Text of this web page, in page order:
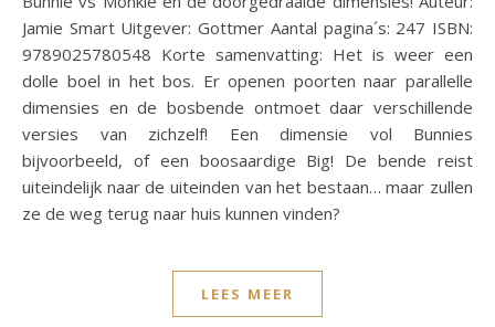
Jamie Smart Uitgever: Gottmer Aantal pagina´s: 247 ISBN:
9789025780548 Korte samenvatting: Het is weer een
dolle boel in het bos. Er openen poorten naar parallelle
dimensies en de bosbende ontmoet daar verschillende
versies van zichzelf! Een dimensie vol Bunnies
bijvoorbeeld, of een boosaardige Big! De bende reist
uiteindelijk naar de uiteinden van het bestaan… maar zullen
ze de weg terug naar huis kunnen vinden?
LEES MEER